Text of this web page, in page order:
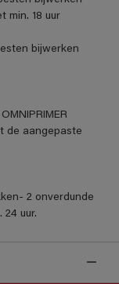
min. 18 uur
bijwerken
de aangepaste
2 onverdunde
24 uur.